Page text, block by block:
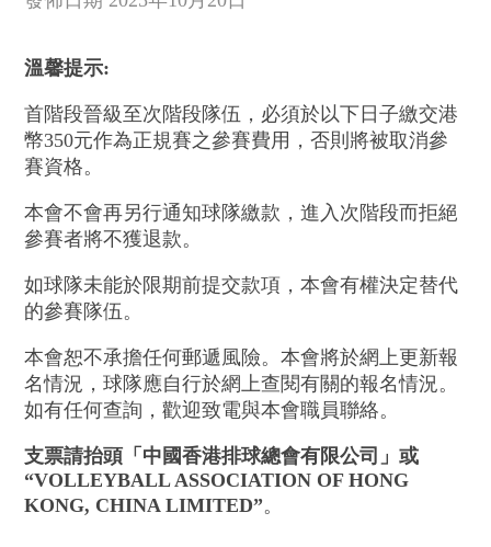
溫馨提示:
首階段晉級至次階段隊伍，必須於以下日子繳交港
幣350元作為正規賽之參賽費用，否則將被取消參
賽資格。
本會不會再另行通知球隊繳款，進入次階段而拒絕
參賽者將不獲退款。
如球隊未能於限期前提交款項，本會有權決定替代
的參賽隊伍。
本會恕不承擔任何郵遞風險。本會將於網上更新報
名情況，球隊應自行於網上查閱有關的報名情況。
如有任何查詢，歡迎致電與本會職員聯絡。
支票請抬頭「中國香港排球總會有限公司」或
“VOLLEYBALL ASSOCIATION OF HONG
KONG, CHINA LIMITED”。